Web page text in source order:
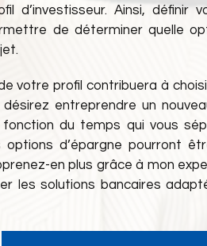
d’investisseur. Ainsi, définir
de déterminer quelle
votre profil contribuera à
entreprendre un
fonction du temps qui vous
d’épargne pourront
en plus grâce à mon
les solutions bancaires